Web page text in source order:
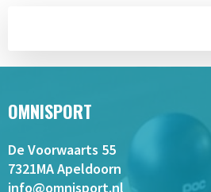
OMNISPORT
De Voorwaarts 55
7321MA Apeldoorn
info@omnisport.nl